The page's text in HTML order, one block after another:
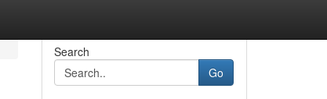
Search
Go